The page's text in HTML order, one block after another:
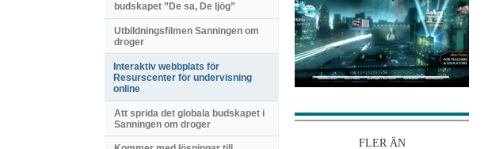
FLER ÄN
budskapet ”De sa, De ljög”
Utbildningsfilmen Sanningen om
droger
Interaktiv webbplats för
Resurscenter för undervisning
online
Att sprida det globala budskapet i
Sanningen om droger